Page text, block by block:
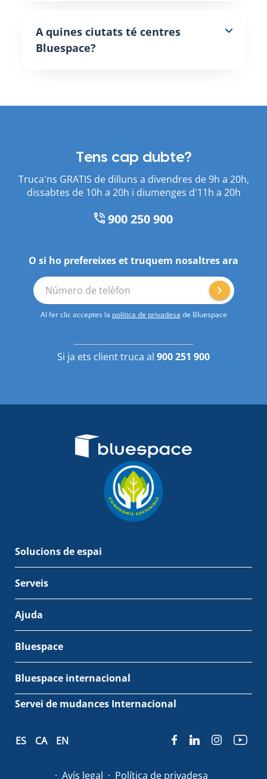
A quines ciutats té centres
Bluespace?
Tens cap dubte?
Truca'ns GRATIS de dilluns a divendres de 9h a 20h,
dissabtes de 10h a 20h i diumenges d'11h a 20h
900 250 900
O si ho prefereixes et truquem nosaltres ara
Número de telèfon
Al fer clic acceptes la política de privadesa de Bluespace
Si ja ets client truca al 900 251 900
Solucions de espai
Serveis
Ajuda
Bluespace
Bluespace internacional
Servei de mudances Internacional
Avís legal Política de privadesa
ES CA EN